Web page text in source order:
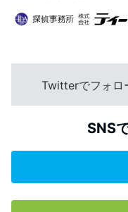
Twitterでフォロ
SNS